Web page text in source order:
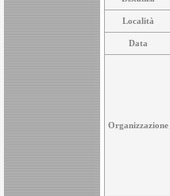
Località
Data
Organizzazione